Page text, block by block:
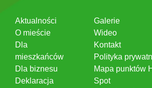
Aktualności
O mieście
Dla
mieszkańców
Dla biznesu
Deklaracja
Galerie
Wideo
Kontakt
Polityka
Mapa punktów
Spot